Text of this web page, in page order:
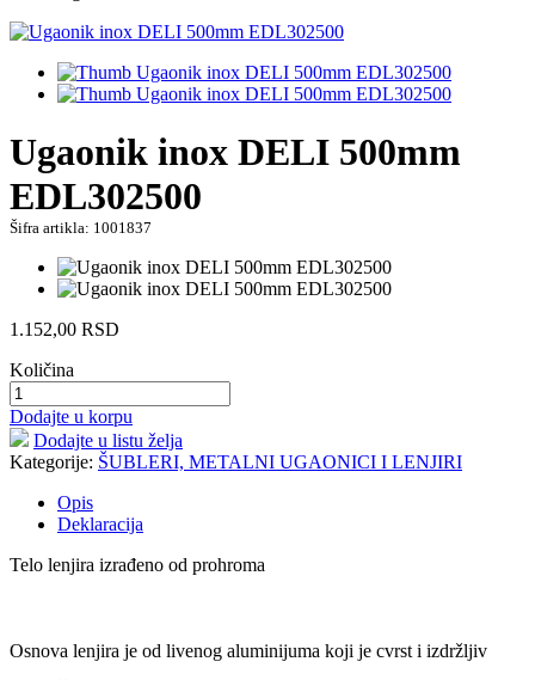
Ugaonik inox DELI 500mm
EDL302500
Šifra artikla: 1001837
1.152,00 RSD
Količina
Dodajte u korpu
Dodajte u listu želja
Kategorije: ŠUBLERI, METALNI UGAONICI I LENJIRI
Opis
Deklaracija
Telo lenjira izrađeno od prohroma
Osnova lenjira je od livenog aluminijuma koji je cvrst i izdržljiv